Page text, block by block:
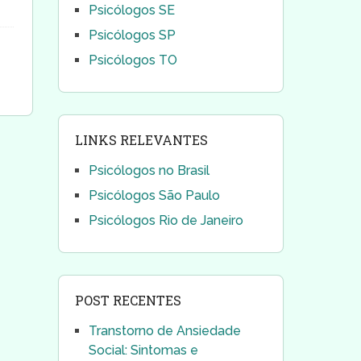
Psicólogos SE
Psicólogos SP
Psicólogos TO
LINKS RELEVANTES
Psicólogos no Brasil
Psicólogos São Paulo
Psicólogos Rio de Janeiro
POST RECENTES
Transtorno de Ansiedade
Social: Sintomas e